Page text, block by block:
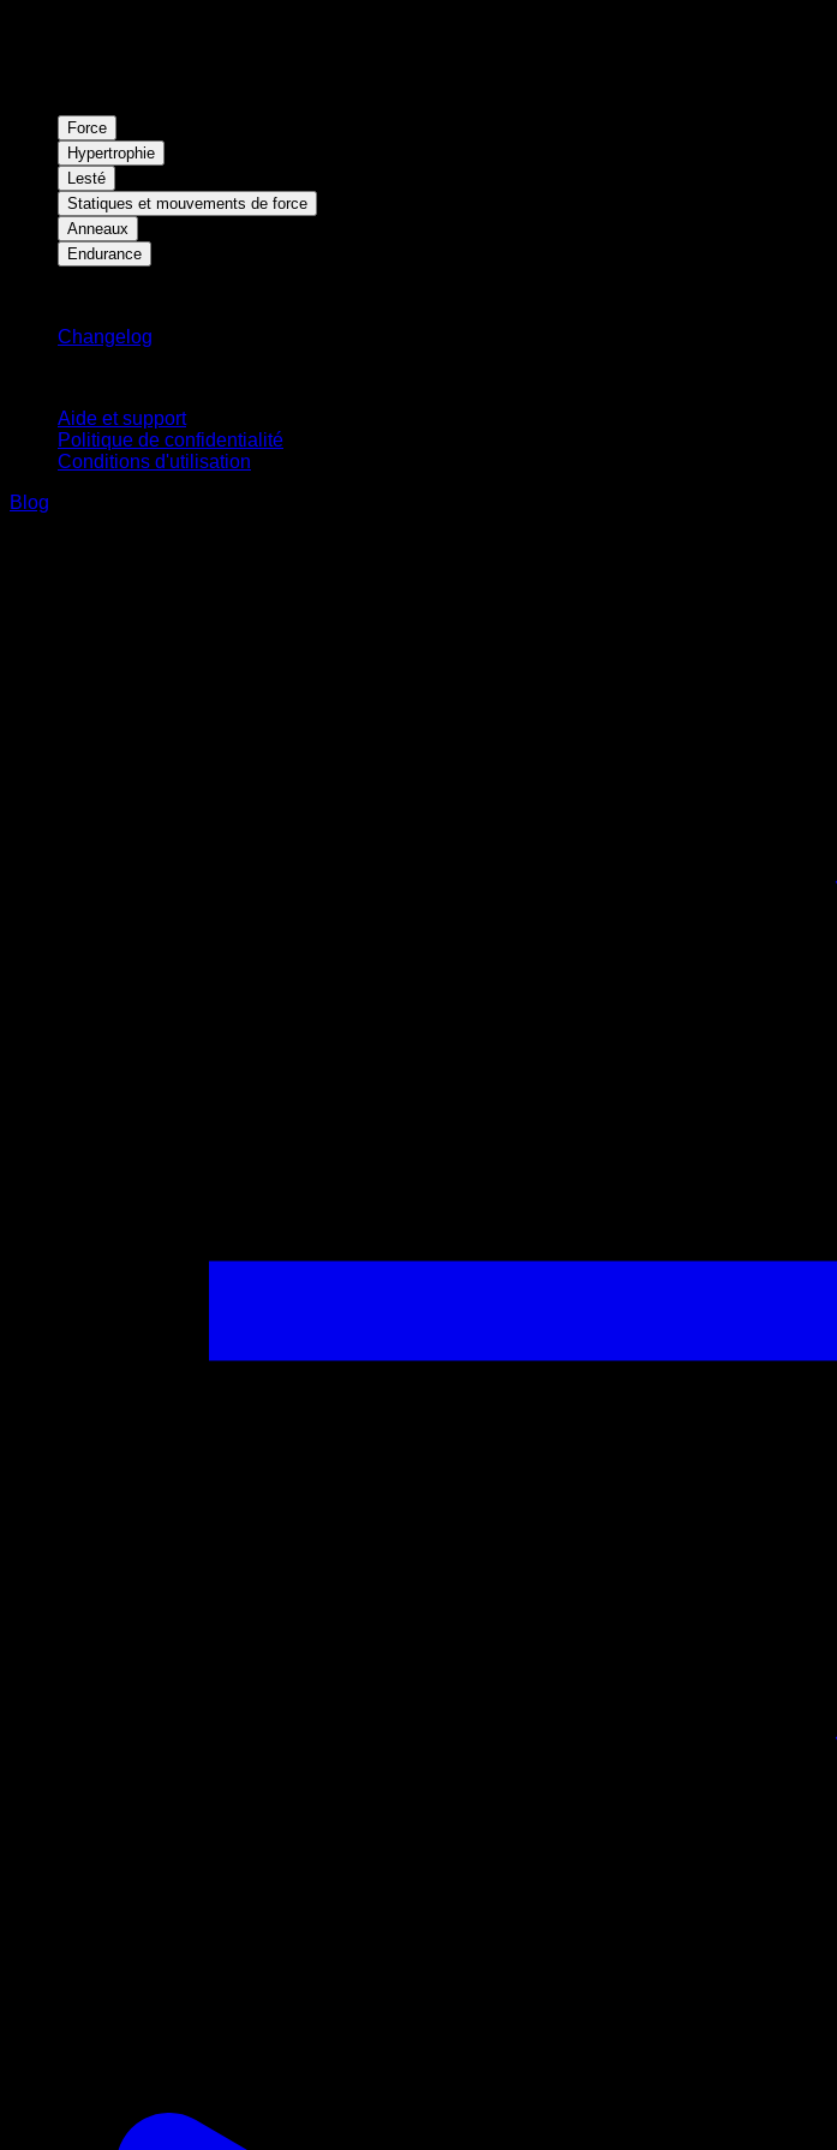
Force
Hypertrophie
Lesté
Statiques et mouvements de force
Anneaux
Endurance
Changelog
Aide et support
Politique de confidentialité
Conditions d'utilisation
Blog